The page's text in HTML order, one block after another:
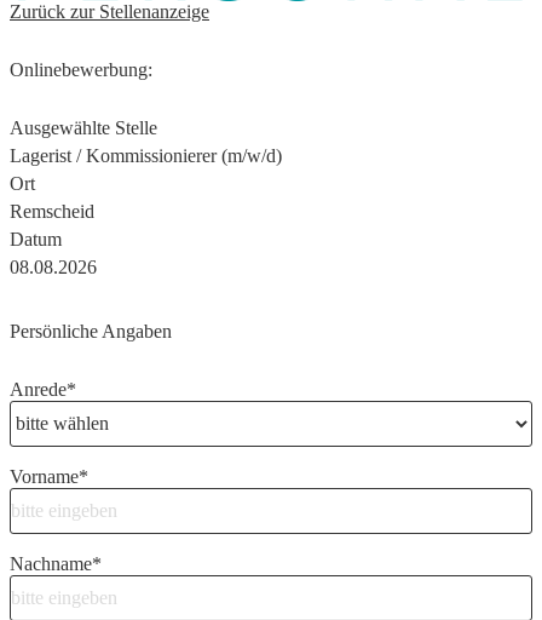
Zurück zur Stellenanzeige
Onlinebewerbung:
Ausgewählte Stelle
Lagerist / Kommissionierer (m/w/d)
Ort
Remscheid
Datum
08.08.2026
Persönliche Angaben
Anrede*
Vorname*
Nachname*